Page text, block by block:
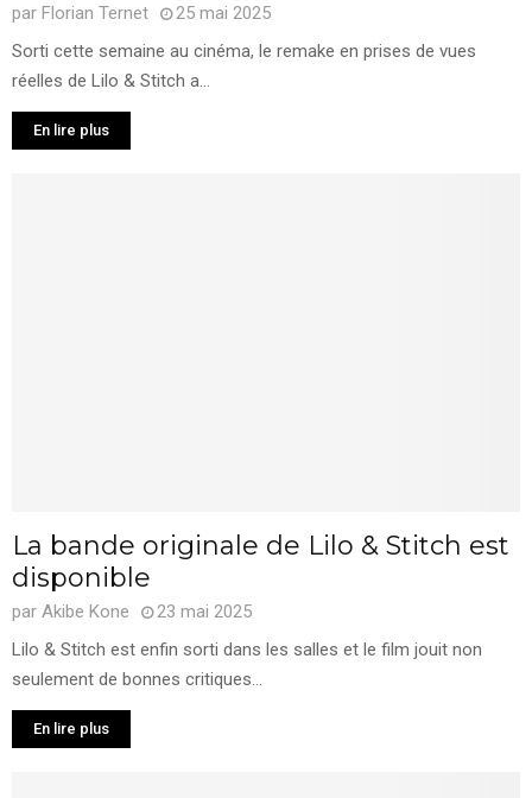
par Florian Ternet
25 mai 2025
Sorti cette semaine au cinéma, le remake en prises de vues
réelles de Lilo & Stitch a...
En lire plus
La bande originale de Lilo & Stitch est
disponible
par Akibe Kone
23 mai 2025
Lilo & Stitch est enfin sorti dans les salles et le film jouit non
seulement de bonnes critiques...
En lire plus